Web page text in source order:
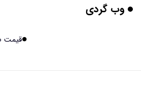
مریخ‌نورد ناسا به ماه فرستاده می‌شود
وب گردی
قیمت